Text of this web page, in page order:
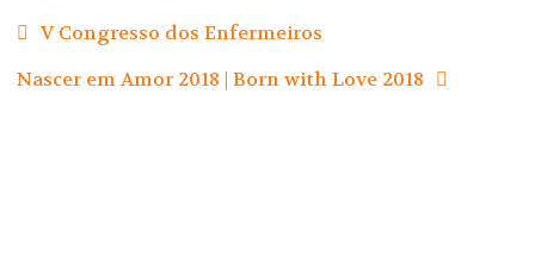
de
artigos
V Congresso dos Enfermeiros
Nascer em Amor 2018 | Born with Love 2018